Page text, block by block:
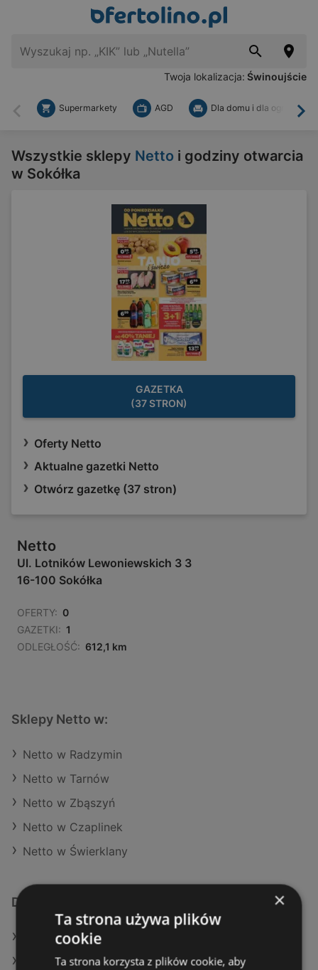
Twoja lokalizacja: Świnoujście
Wstecz
Supermarkety AGD Dla domu i dla ogrodu
Wszystkie sklepy Netto i godziny otwarcia
w Sokółka
GAZETKA
(37 STRON)
Oferty Netto
Aktualne gazetki Netto
Otwórz gazetkę (37 stron)
Netto
Ul. Lotników Lewoniewskich 3 3
16-100 Sokółka
OFERTY: 0
GAZETKI: 1
ODLEGŁOŚĆ: 612,1 km
Sklepy Netto w:
Netto w Radzymin
Netto w Tarnów
Netto w Zbąszyń
Netto w Czaplinek
Netto w Świerklany
Dodatkowe łącza
Oferty Netto
Oferty Eurocash
×
Ta strona używa plików
cookie
Ta strona korzysta z plików cookie, aby